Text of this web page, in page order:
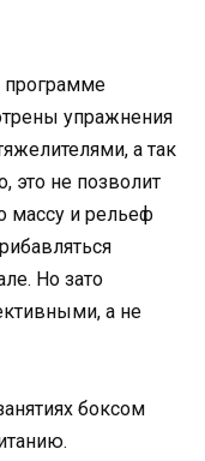
программе
упражнения
а так
это не позволит
массу и рельеф
Но зато
а не
боксом